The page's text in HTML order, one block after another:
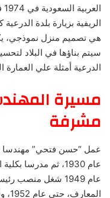
الريفية بزيارة بلدة
هي تصميم منزل نموذجي،
سيتم بناؤها في البلاد
الدرعية أمثلة علي العمارة
مسيرة
مشرفة
عام 1949 شغل منصب